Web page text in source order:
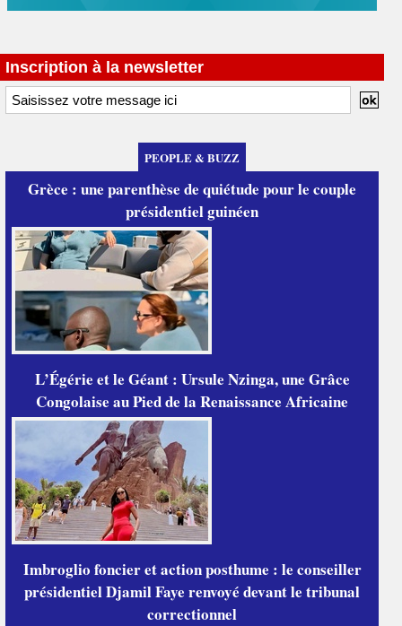
Inscription à la newsletter
PEOPLE & BUZZ
Grèce : une parenthèse de quiétude pour le couple
présidentiel guinéen
L’Égérie et le Géant : Ursule Nzinga, une Grâce
Congolaise au Pied de la Renaissance Africaine
Imbroglio foncier et action posthume : le conseiller
présidentiel Djamil Faye renvoyé devant le tribunal
correctionnel